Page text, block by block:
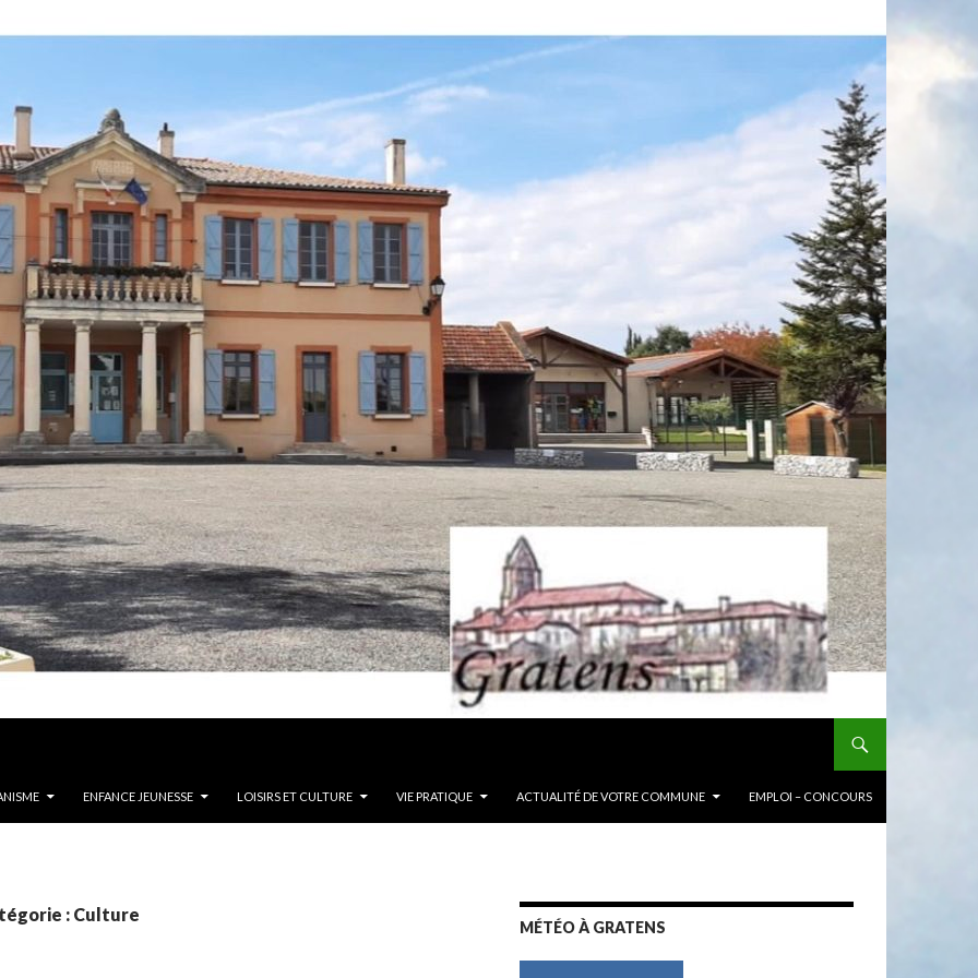
ENFANCE JEUNESSE LOISIRS ET CULTURE VIE PRATIQUE ACTUALITÉ DE VOTRE COMMUNE EMPLOI – CONCOURS
: Culture
MÉTÉO À GRATENS